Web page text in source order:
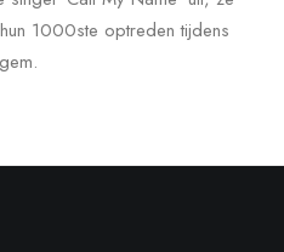
1000ste optreden tijdens